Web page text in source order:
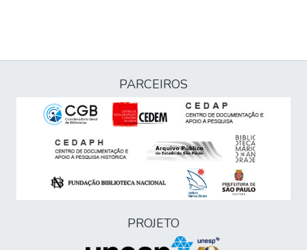
PARCEIROS
PROJETO